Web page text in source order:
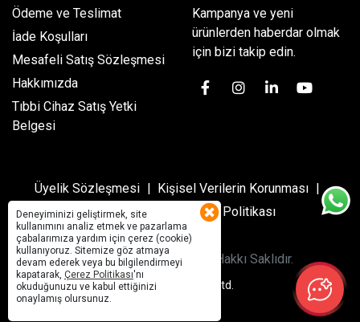
Ödeme ve Teslimat
İade Koşulları
Mesafeli Satış Sözleşmesi
Hakkımızda
Tıbbi Cihaz Satış Yetki
Belgesi
Kampanya ve yeni
ürünlerden haberdar olmak
için bizi takip edin.
Üyelik Sözleşmesi
Kişisel Verilerin Korunması
Gizlilik Politikası
Çerez Politikası
© 2022 Topcu Dental Tüm Hakkı Saklıdır.
Sanal Yazılım Ltd.
Deneyiminizi geliştirmek, site
kullanımını analiz etmek ve pazarlama
çabalarımıza yardım için çerez (cookie)
kullanıyoruz. Sitemize göz atmaya
devam ederek veya bu bilgilendirmeyi
kapatarak, Çerez Politikası'nı
okuduğunuzu ve kabul ettiğinizi
onaylamış olursunuz.